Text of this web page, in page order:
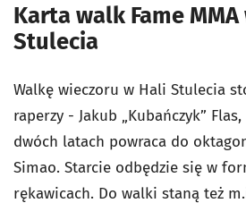
Karta walk Fame
Stulecia
Walkę wieczoru w Hali Stulecia
raperzy - Jakub „Kubańczyk”
dwóch latach powraca do
Simao. Starcie odbędzie się w
rękawicach. Do walki staną też